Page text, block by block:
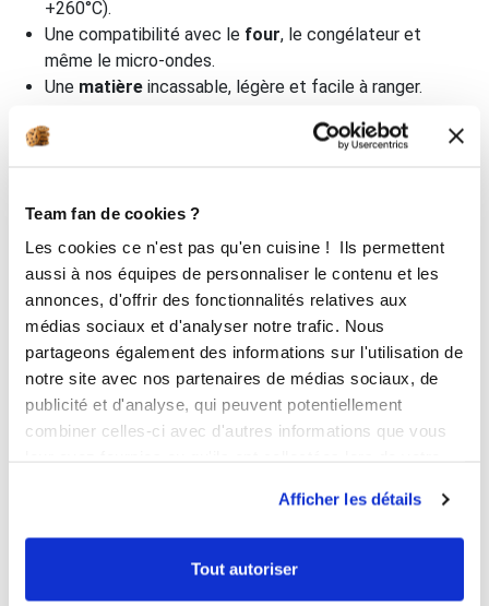
Team fan de cookies ?
Les cookies ce n'est pas qu'en cuisine ! Ils permettent
aussi à nos équipes de personnaliser le contenu et les
annonces, d'offrir des fonctionnalités relatives aux
médias sociaux et d'analyser notre trafic. Nous
partageons également des informations sur l'utilisation de
notre site avec nos partenaires de médias sociaux, de
publicité et d'analyse, qui peuvent potentiellement
combiner celles-ci avec d'autres informations que vous
Afficher les détails
Tout autoriser
+260°C).
Une compatibilité avec le four, le congélateur et
même le micro-ondes.
Une matière incassable, légère et facile à ranger.
platinium.
nombreux passionnés de